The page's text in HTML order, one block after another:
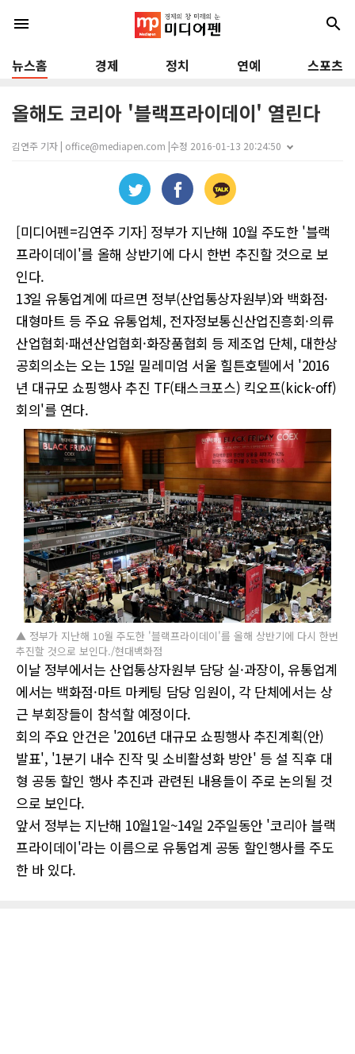
menu search
뉴스홈 경제 정치 연예 스포츠
올해도 코리아 '블랙프라이데이' 열린다
김연주 기자 | office@mediapen.com |수정 2016-01-13 20:24:50
[미디어펜=김연주 기자] 정부가 지난해 10월 주도한 '블랙
프라이데이'를 올해 상반기에 다시 한번 추진할 것으로 보
인다.
13일 유통업계에 따르면 정부(산업통상자원부)와 백화점·
대형마트 등 주요 유통업체, 전자정보통신산업진흥회·의류
산업협회·패션산업협회·화장품협회 등 제조업 단체, 대한상
공회의소는 오는 15일 밀레미엄 서울 힐튼호텔에서 '2016
년 대규모 쇼핑행사 추진 TF(태스크포스) 킥오프(kick-off)
회의'를 연다.
▲ 정부가 지난해 10월 주도한 '블랙프라이데이'를 올해 상반기에 다시 한번
추진할 것으로 보인다./현대백화점
이날 정부에서는 산업통상자원부 담당 실·과장이, 유통업계
에서는 백화점·마트 마케팅 담당 임원이, 각 단체에서는 상
근 부회장들이 참석할 예정이다.
회의 주요 안건은 '2016년 대규모 쇼핑행사 추진계획(안)
발표', '1분기 내수 진작 및 소비활성화 방안' 등 설 직후 대
형 공동 할인 행사 추진과 관련된 내용들이 주로 논의될 것
으로 보인다.
앞서 정부는 지난해 10월1일~14일 2주일동안 '코리아 블랙
프라이데이'라는 이름으로 유통업계 공동 할인행사를 주도
한 바 있다.